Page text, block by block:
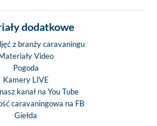
dodatkowe
z branży caravaningu
Video
Pogoda
Kamery LIVE
kanał na You Tube
caravaningowa na FB
Giełda